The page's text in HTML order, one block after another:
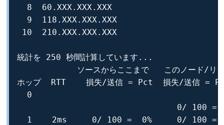
  8  60.XXX.XXX.XXX
  9  118.XXX.XXX.XXX
10  210.XXX.XXX.XXX
統計を 250 秒間計算しています...
ソースからここまで   このノード/リ
ホップ  RTT    損失/送信 = Pct  損失/送信 =
0
0/ 100 =
1    2ms     0/ 100 =  0%     0/ 100 =